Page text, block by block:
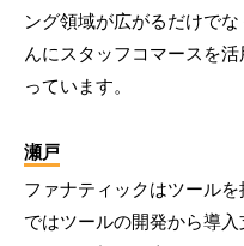
ング領域が広がるだけで
んにスタッフコマースを
っています。
瀬戸
ファナティックはツール
ではツールの開発から導